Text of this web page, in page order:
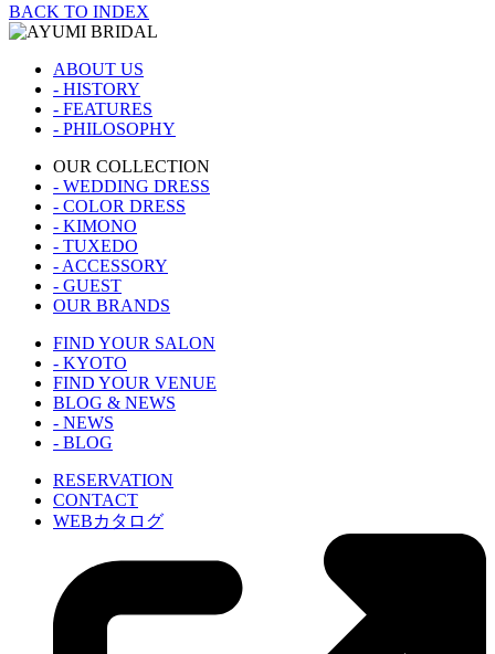
BACK TO INDEX
ABOUT US
- HISTORY
- FEATURES
- PHILOSOPHY
OUR COLLECTION
- WEDDING DRESS
- COLOR DRESS
- KIMONO
- TUXEDO
- ACCESSORY
- GUEST
OUR BRANDS
FIND YOUR SALON
- KYOTO
FIND YOUR VENUE
BLOG & NEWS
- NEWS
- BLOG
RESERVATION
CONTACT
WEBカタログ